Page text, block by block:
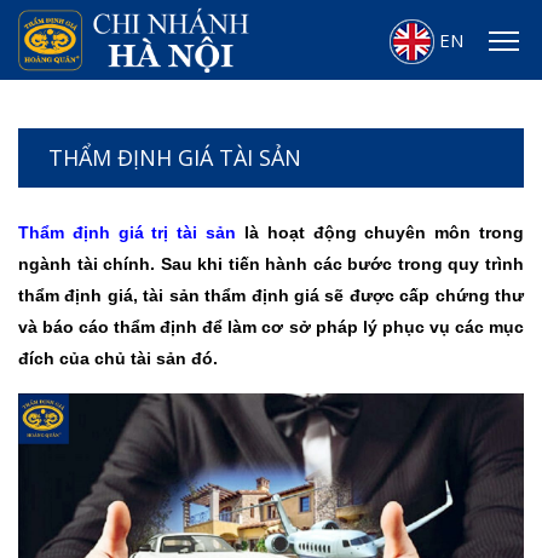
EN
THẨM ĐỊNH GIÁ TÀI SẢN
Thẩm định giá trị tài sản là hoạt động chuyên môn trong
ngành tài chính. Sau khi tiến hành các bước trong quy trình
thẩm định giá, tài sản thẩm định giá sẽ được cấp chứng thư
và báo cáo thẩm định để làm cơ sở pháp lý phục vụ các mục
đích của chủ tài sản đó.